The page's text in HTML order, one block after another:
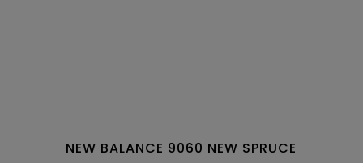
NEW BALANCE 9060 NEW SPRUCE